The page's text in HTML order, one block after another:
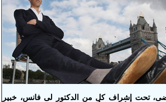
المركز الطبى فى شهر مايو من عام 2010 الماضى، تحت إشراف كل من الدكتور لى فانس، خبير